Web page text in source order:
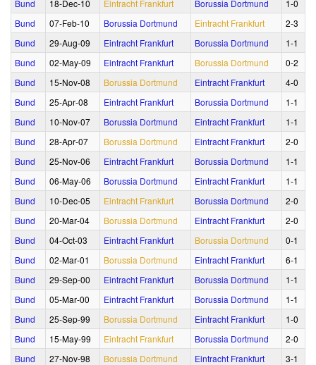
Bund 18‑Dec‑10 Eintracht Frankfurt Borussia Dortmund
1‑0
Bund
07‑Feb‑10 Borussia Dortmund Eintracht Frankfurt
2‑3
Bund
29‑Aug‑09 Eintracht Frankfurt Borussia Dortmund
1‑1
Bund
02‑May‑09 Eintracht Frankfurt Borussia Dortmund
0‑2
Bund
15‑Nov‑08 Borussia Dortmund Eintracht Frankfurt
4‑0
Bund
25‑Apr‑08 Eintracht Frankfurt Borussia Dortmund
1‑1
Bund
10‑Nov‑07 Borussia Dortmund Eintracht Frankfurt
1‑1
Bund
28‑Apr‑07 Borussia Dortmund Eintracht Frankfurt
2‑0
Bund
25‑Nov‑06 Eintracht Frankfurt Borussia Dortmund
1‑1
Bund
06‑May‑06 Borussia Dortmund Eintracht Frankfurt
1‑1
Bund
10‑Dec‑05 Eintracht Frankfurt Borussia Dortmund
2‑0
Bund
20‑Mar‑04 Borussia Dortmund Eintracht Frankfurt
2‑0
Bund
04‑Oct‑03 Eintracht Frankfurt Borussia Dortmund
0‑1
Bund
02‑Mar‑01 Borussia Dortmund Eintracht Frankfurt
6‑1
Bund
29‑Sep‑00 Eintracht Frankfurt Borussia Dortmund
1‑1
Bund
05‑Mar‑00 Eintracht Frankfurt Borussia Dortmund
1‑1
Bund
25‑Sep‑99 Borussia Dortmund Eintracht Frankfurt
1‑0
Bund
15‑May‑99 Eintracht Frankfurt Borussia Dortmund
2‑0
Bund
27‑Nov‑98 Borussia Dortmund Eintracht Frankfurt 3‑1